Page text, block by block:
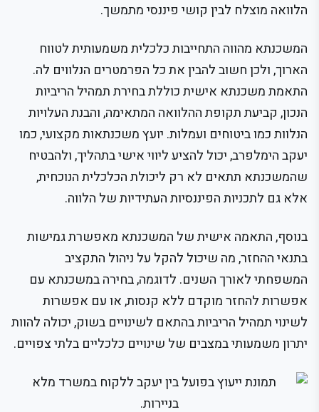
הלוואה מוצלח לבין קושי פיננסי מתמשך.
המשכנתא מהווה התחייבות כלכלית משמעותית לטווח
הארוך, ולכן חשוב להבין את כל הפרמטרים הנלווים לה.
התאמת משכנתא אישית כוללת בחירת תמהיל הריביות
הנכון, קביעת תקופת ההלוואה המתאימה, והבנת העלויות
הנלוות כמו ביטוחים ועמלות. יועץ משכנתאות מקצועי, כמו
יעקב הימלפרב, יכול להציע ליווי אישי בתהליך, ולהבטיח
שהמשכנתא תתאים לא רק ליכולת הכלכלית הנוכחית,
אלא גם לתכניות הפיננסיות העתידיות של הלווה.
בנוסף, התאמה אישית של המשכנתא מאפשרת גמישות
בתנאי ההחזר, מה שיכול להקל על ניהול התקציב
המשפחתי לאורך השנים. לדוגמה, בחירה במשכנתא עם
אפשרות להחזר מוקדם ללא קנסות, או עם אפשרות
לשינוי תמהיל הריביות בהתאם לשינויים בשוק, יכולה להוות
יתרון משמעותי במצבים של שינויים כלכליים בלתי צפויים.